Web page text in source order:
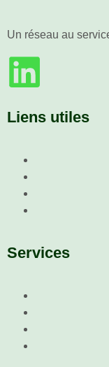
Un réseau au
Liens utiles
Services